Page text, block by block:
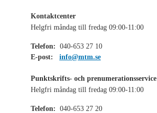
Kontaktcenter
Helgfri måndag till fredag 09:00-11:00
Telefon: 040-653 27 10
E-post:
info@mtm.se
Punktskrifts- och prenumerationsservice
Helgfri måndag till fredag 09:00-11:00
Telefon: 040-653 27 20